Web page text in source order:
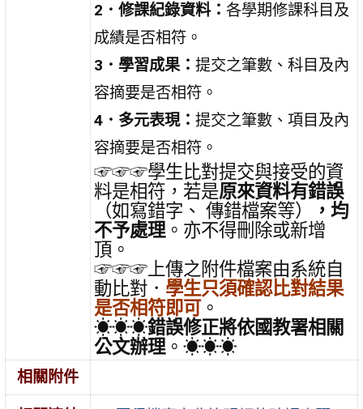
2．修課紀錄資料：各學期修課科目及
成績是否相符。
3．學習成果：提交之筆數、科目及內
容摘要是否相符。
4．多元表現：提交之筆數、項目及內
容摘要是否相符。
☞☞☞學生比對提交與接受的資
料是相符，若是原來資料有錯誤
（如寫錯字、 傳錯檔案等）
，均
不予處理 。亦不得刪除或新增
頂。
☞☞☞上傳之附件檔案由系統自
動比對． 學生只須確認比對結果
是否相符即可。
☀☀☀錯誤修正將依國教署相關
公文辦理 。☀☀☀
相關附件